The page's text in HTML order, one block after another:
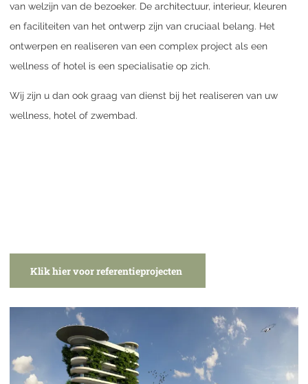
van welzijn van de bezoeker. De architectuur, interieur, kleuren
en faciliteiten van het ontwerp zijn van cruciaal belang. Het
ontwerpen en realiseren van een complex project als een
wellness of hotel is een specialisatie op zich.
Wij zijn u dan ook graag van dienst bij het realiseren van uw
wellness, hotel of zwembad.
Klik hier voor referentieprojecten